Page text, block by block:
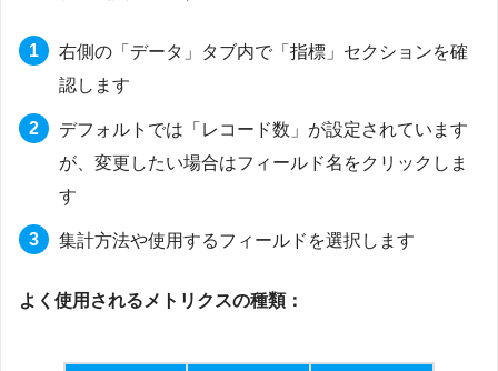
右側の「データ」タブ内で「指標」セクションを確
認します
デフォルトでは「レコード数」が設定されています
が、変更したい場合はフィールド名をクリックしま
す
集計方法や使用するフィールドを選択します
よく使用されるメトリクスの種類：